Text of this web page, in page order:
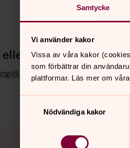
Samtycke
Vi använder kakor
Vissa av våra kakor
som förbättrar din
plattformar. Läs mer om
Nödvändiga kakor
frågor på sidans